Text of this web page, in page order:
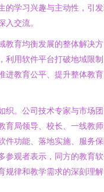
的学习兴趣与主动性，引
交流。
教育均衡发展的整体解决方
利用软件平台打破地域限
进教育公平、提升整体教
织。公司技术专家与市场
育局领导、校长、一线教
件功能、落地实施、服务
参观者表示，同方的教育
规律和教学需求的深刻理